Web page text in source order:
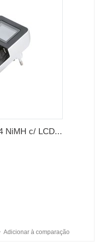
NiMH c/ LCD...
Adicionar à comparação